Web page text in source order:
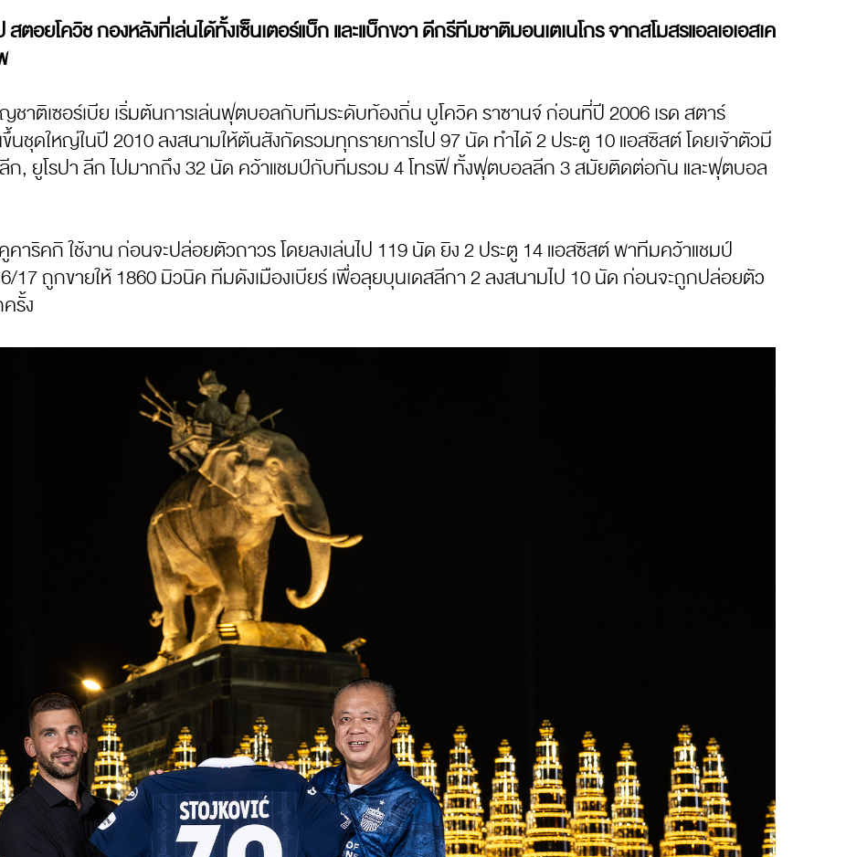
อยโควิช กองหลังที่เล่นได้ทั้งเซ็นเตอร์แบ็ก และแบ็กขวา ดีกรีทีมชาติมอนเตเนโกร จากสโมสรแอลเอเอสเค
าติเซอร์เบีย เริ่มต้นการเล่นฟุตบอลกับทีมระดับท้องถิ่น บูโควิค ราซานจ์ ก่อนที่ปี 2006 เรด สตาร์
ชุดใหญ่ในปี 2010 ลงสนามให้ต้นสังกัดรวมทุกรายการไป 97 นัด ทำได้ 2 ประตู 10 แอสซิสต์ โดยเจ้าตัวมี
ก, ยูโรปา ลีก ไปมากถึง 32 นัด คว้าแชมป์กับทีมรวม 4 โทรฟี ทั้งฟุตบอลลีก 3 สมัยติดต่อกัน และฟุตบอล
าริคกิ ใช้งาน ก่อนจะปล่อยตัวถาวร โดยลงเล่นไป 119 นัด ยิง 2 ประตู 14 แอสซิสต์ พาทีมคว้าแชมป์
ถูกขายให้ 1860 มิวนิค ทีมดังเมืองเบียร์ เพื่อลุยบุนเดสลีกา 2 ลงสนามไป 10 นัด ก่อนจะถูกปล่อยตัว
รั้ง